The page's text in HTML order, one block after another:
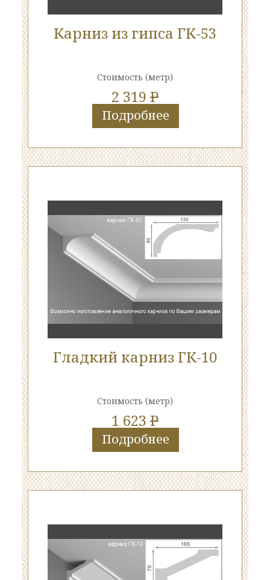
Карниз из гипса ГК-53
Стоимость (метр)
2 319 P
Подробнее
Гладкий карниз ГК-10
Стоимость (метр)
1 623 P
Подробнее